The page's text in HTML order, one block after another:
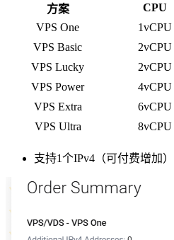
方案 CPU
VPS One
1vCPU
VPS Basic
2vCPU
VPS Lucky
2vCPU
VPS Power
4vCPU
VPS Extra
6vCPU
VPS Ultra
8vCPU
支持1个IPv4（可付费增加）